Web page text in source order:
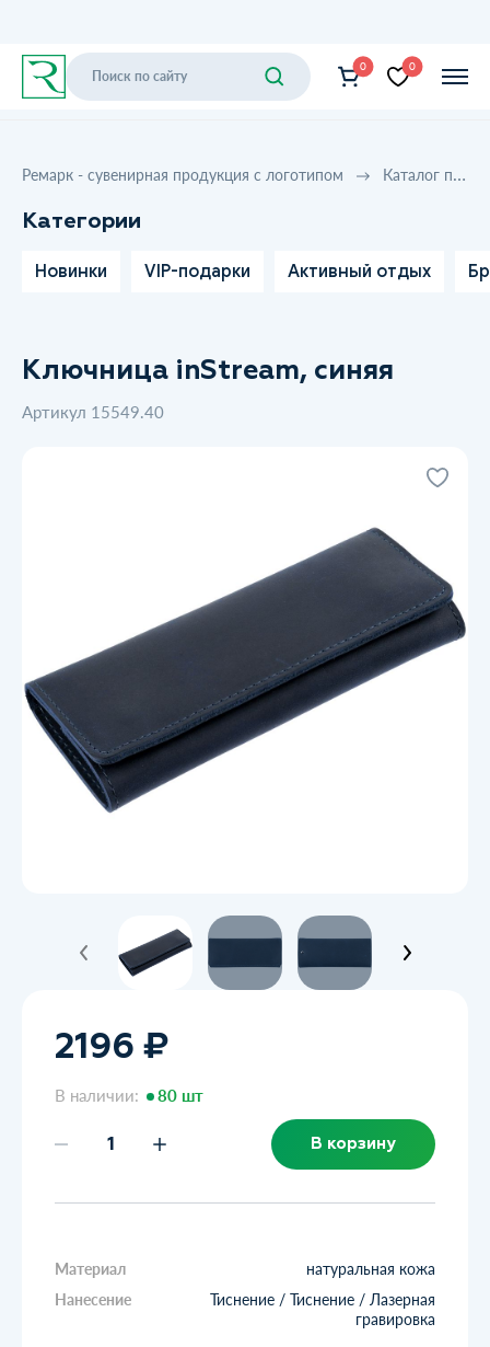
0 0
Ремарк - сувенирная продукция с логотипом Каталог продукции
Категории
Новинки VIP-подарки Активный отдых
Ключница inStream, синяя
Артикул 15549.40
2196 ₽
В наличии: 80 шт
В корзину
Материал
натуральная кожа
Нанесение
Тиснение / Тиснение / Лазерная
гравировка